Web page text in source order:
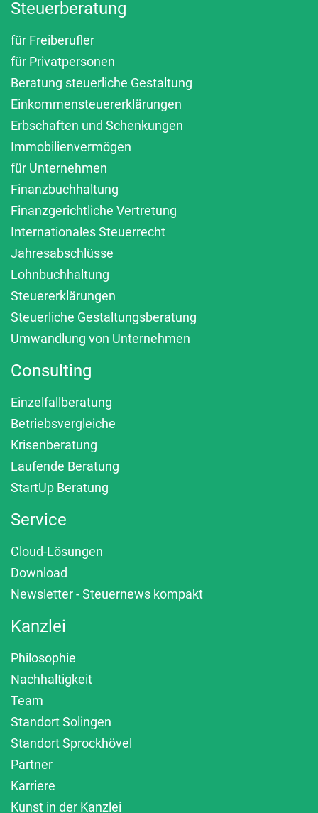
Steuerberatung
für Freiberufler
für Privatpersonen
Beratung steuerliche Gestaltung
Einkommensteuererklärungen
Erbschaften und Schenkungen
Immobilienvermögen
für Unternehmen
Finanzbuchhaltung
Finanzgerichtliche Vertretung
Internationales Steuerrecht
Jahresabschlüsse
Lohnbuchhaltung
Steuererklärungen
Steuerliche Gestaltungsberatung
Umwandlung von Unternehmen
Consulting
Einzelfallberatung
Betriebsvergleiche
Krisenberatung
Laufende Beratung
StartUp Beratung
Service
Cloud-Lösungen
Download
Newsletter - Steuernews kompakt
Kanzlei
Philosophie
Nachhaltigkeit
Team
Standort Solingen
Standort Sprockhövel
Partner
Karriere
Kunst in der Kanzlei